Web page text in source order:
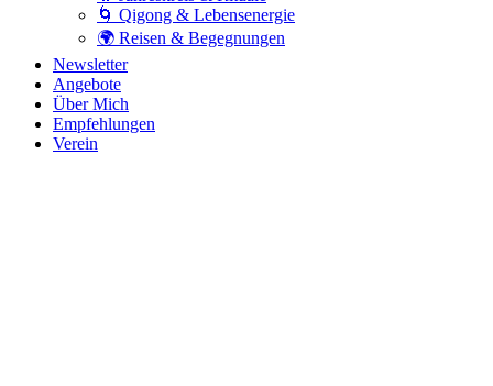
🌀 Qigong & Lebensenergie
🌍 Reisen & Begegnungen
Newsletter
Angebote
Über Mich
Empfehlungen
Verein